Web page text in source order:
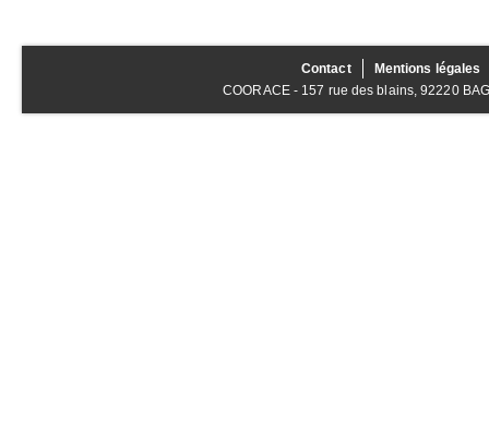
Contact
Mentions légales
COORACE - 157 rue des blains, 92220